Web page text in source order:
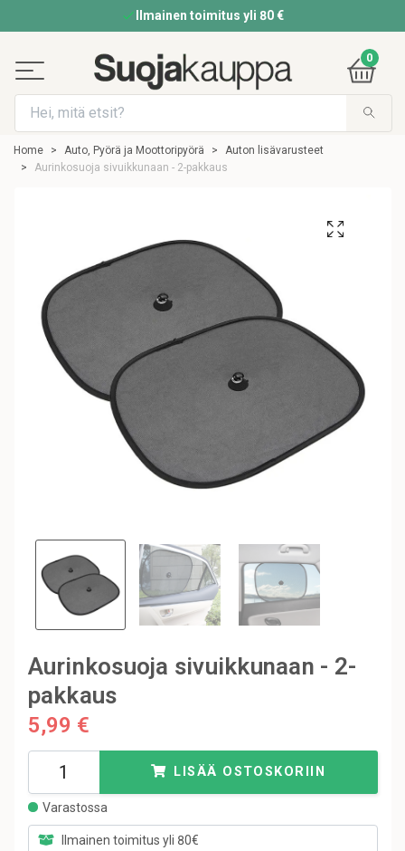
Ilmainen toimitus yli 80 €
0
Home Auto, Pyörä ja Moottoripyörä
Auton lisävarusteet
Aurinkosuoja sivuikkunaan - 2-pakkaus
Aurinkosuoja sivuikkunaan - 2-
pakkaus
5,99 €
LISÄÄ OSTOSKORIIN
Varastossa
Ilmainen toimitus yli 80€